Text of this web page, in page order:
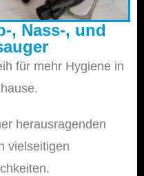
, Nass-, und
für mehr Hygiene in
herausragenden
vielseitigen